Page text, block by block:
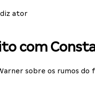
ator
com
sobre os rumos do